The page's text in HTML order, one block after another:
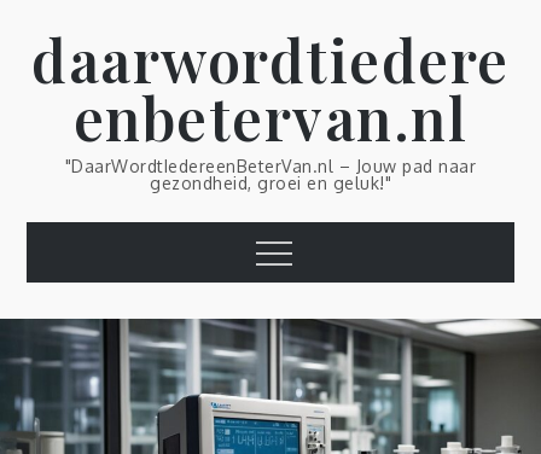
contentdaarwordtiedere
enbetervan.nl
"DaarWordtIedereenBeterVan.nl – Jouw pad naar
gezondheid, groei en geluk!"
Menu